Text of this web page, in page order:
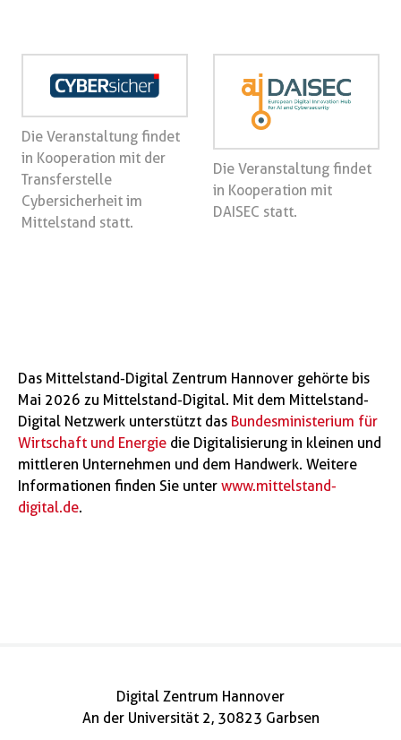
Die Veranstaltung findet
in Kooperation mit der
Transferstelle
Cybersicherheit im
Mittelstand statt.
Die Veranstaltung findet
in Kooperation mit
DAISEC statt.
Das Mittelstand-Digital Zentrum Hannover gehörte bis
Mai 2026 zu Mittelstand-Digital. Mit dem Mittelstand-
Digital Netzwerk unterstützt das Bundesministerium für
Wirtschaft und Energie die Digitalisierung in kleinen und
mittleren Unternehmen und dem Handwerk. Weitere
Informationen finden Sie unter www.mittelstand-
digital.de.
Digital Zentrum Hannover
An der Universität 2, 30823 Garbsen